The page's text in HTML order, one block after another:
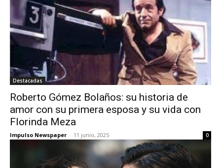
Destacadas
Roberto Gómez Bolaños: su historia de
amor con su primera esposa y su vida con
Florinda Meza
Impulso Newspaper - 11 junio, 2025 0